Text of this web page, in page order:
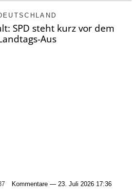
SPD steht kurz vor dem
Aus
Kommentare — 23. Juli 2026 17:36